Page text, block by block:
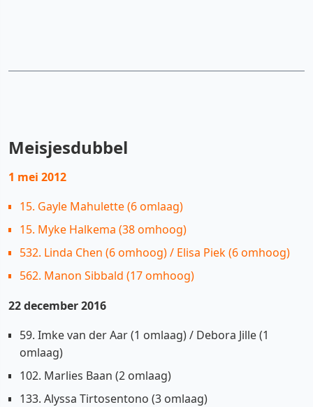
Meisjesdubbel
1 mei 2012
15. Gayle Mahulette (6 omlaag)
15. Myke Halkema (38 omhoog)
532. Linda Chen (6 omhoog) / Elisa Piek (6 omhoog)
562. Manon Sibbald (17 omhoog)
22 december 2016
59. Imke van der Aar (1 omlaag) / Debora Jille (1
omlaag)
102. Marlies Baan (2 omlaag)
133. Alyssa Tirtosentono (3 omlaag)